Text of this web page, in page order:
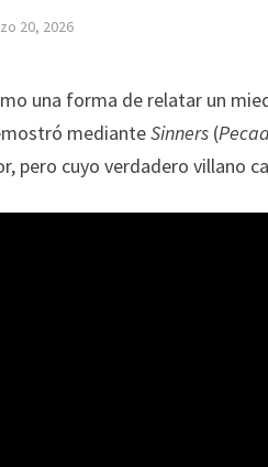
20, 2026
una forma de relatar un
medianteSinners (
pero cuyo verdadero villano